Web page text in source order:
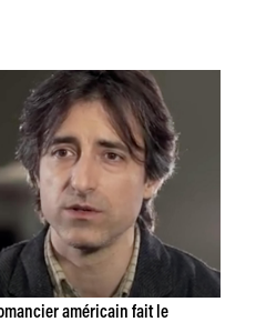
américain fait le